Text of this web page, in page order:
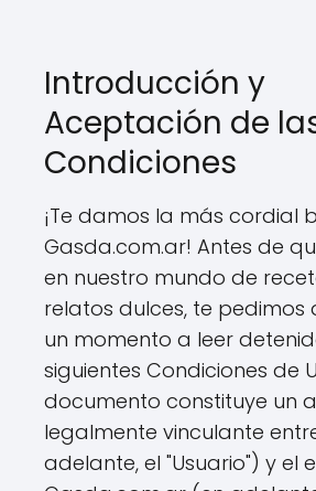
Introducción y
Aceptación de
Condiciones
¡Te damos la más cordial
Gasda.com.ar! Antes de
en nuestro mundo de
relatos dulces, te pedimos
un momento a leer
siguientes Condiciones de
documento constituye un
legalmente vinculante
adelante, el "Usuario") y el